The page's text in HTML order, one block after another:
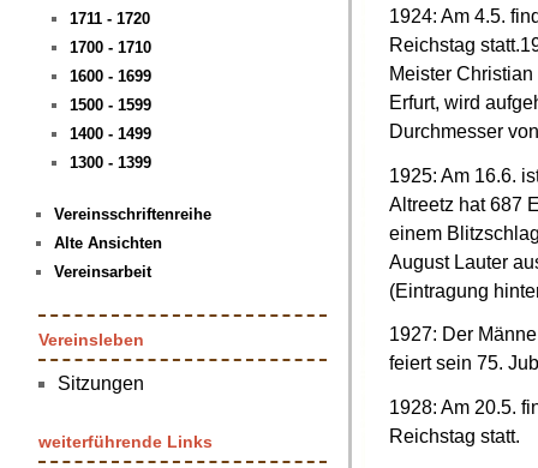
1711 - 1720
1700 - 1710
1600 - 1699
1500 - 1599
1400 - 1499
1300 - 1399
Vereinsschriftenreihe
Alte Ansichten
Vereinsarbeit
Vereinsleben
Sitzungen
weiterführende Links
1924: Am 4.5.
Reichstag
Meister
Erfurt, wird
Durchmesser
1925: Am 16.6.
Altreetz hat 687
einem
August Lauter
(Eintragung
1927: Der
feiert sein 75.
1928: Am 20.5.
Reichstag statt.